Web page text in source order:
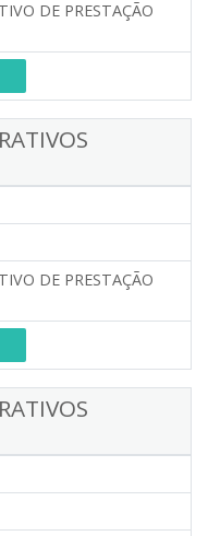
DE PRESTAÇÃO
DE PRESTAÇÃO